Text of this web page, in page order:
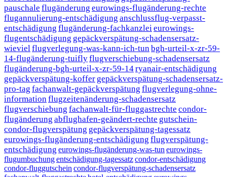
pauschale flugänderung eurowings-flugänderung-rechte
flugannulierung-entschädigung anschlussflug-verpasst-
entschädigung flugänderung-fachkanzlei eurowings-
flugentschädigung gepäckverspätung-schadensersatz-
wieviel flugverlegung-was-kann-ich-tun bgh-urteil-x-zr-59-
14-flugänderung-tuiflyflugverschiebung-schadensersatz
flugänderung-bgh-urteil-x-zr-59-14ryanair-entschädigung
gepäckverspätung-koffer gepäckverspätung-schadensersatz-
pro-tag fachanwalt-gepäckverspätung flugverlegung-ohne-
information flugzeitenänderung-schadensersatz
flugverschiebung fachanwalt-für-fluggastrechte condor-
flugänderung abflughafen-geändert-rechte gutschein-
condor-flugverspätung gepäckverspätung-tagessatz
eurowings-flugänderung-entschädigung flugverspätung-
entschädigung eurowings-flugänderung-was-tun eurowings-
flugumbuchungentschädigung-tagessatzcondor-entschädigung
condor-fluggutschein condor-flugverspätung-schadensersatz